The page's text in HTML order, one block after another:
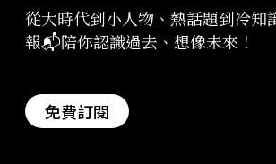
從大時代到小人物、熱話題到冷知
報📬陪你認識過去、想像未來！
免費訂閱